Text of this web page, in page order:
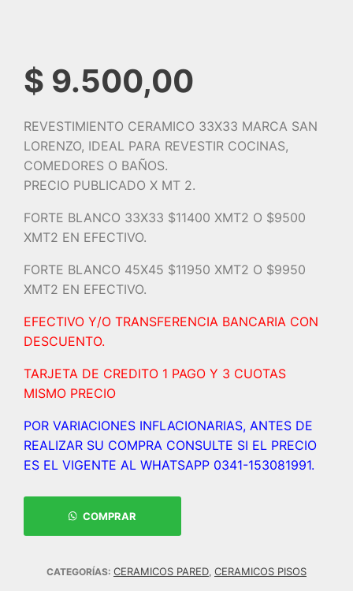
$ 9.500,00
REVESTIMIENTO CERAMICO 33X33 MARCA SAN
LORENZO, IDEAL PARA REVESTIR COCINAS,
COMEDORES O BAÑOS.
PRECIO PUBLICADO X MT 2.
FORTE BLANCO 33X33 $11400 XMT2 O $9500
XMT2 EN EFECTIVO.
FORTE BLANCO 45X45 $11950 XMT2 O $9950
XMT2 EN EFECTIVO.
EFECTIVO Y/O TRANSFERENCIA BANCARIA CON
DESCUENTO.
TARJETA DE CREDITO 1 PAGO Y 3 CUOTAS
MISMO PRECIO
POR VARIACIONES INFLACIONARIAS, ANTES DE
REALIZAR SU COMPRA CONSULTE SI EL PRECIO
ES EL VIGENTE AL WHATSAPP 0341-153081991.
COMPRAR
CATEGORÍAS: CERAMICOS PARED, CERAMICOS PISOS